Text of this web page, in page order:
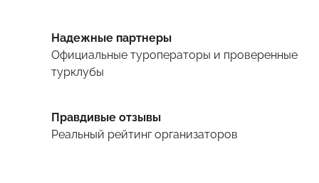
Надежные партнеры
Официальные туроператоры и проверенные
турклубы
Правдивые отзывы
Реальный рейтинг организаторов